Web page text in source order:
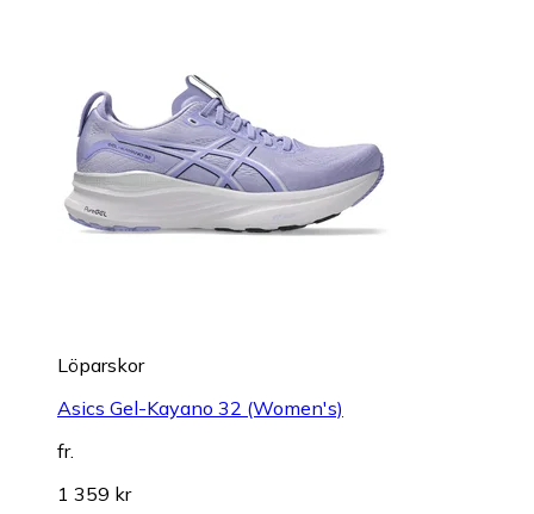
Löparskor
Asics Gel-Kayano 32 (Women's)
fr.
1 359 kr